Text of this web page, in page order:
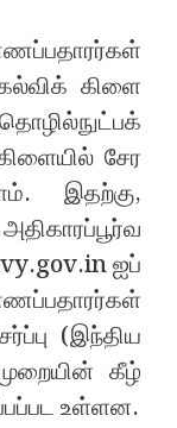
கிளை
சேர
இதற்கு,
ஐப்
(இந்திய
கீழ்
உள்ளன.